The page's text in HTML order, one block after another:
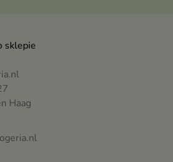
sklepie
Haag